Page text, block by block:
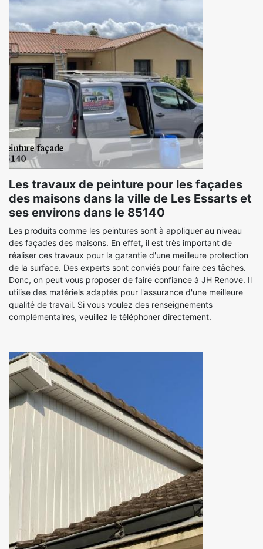
Les travaux de peinture pour les façades
des maisons dans la ville de Les Essarts et
ses environs dans le 85140
Les produits comme les peintures sont à appliquer au niveau
des façades des maisons. En effet, il est très important de
réaliser ces travaux pour la garantie d'une meilleure protection
de la surface. Des experts sont conviés pour faire ces tâches.
Donc, on peut vous proposer de faire confiance à JH Renove. Il
utilise des matériels adaptés pour l'assurance d'une meilleure
qualité de travail. Si vous voulez des renseignements
complémentaires, veuillez le téléphoner directement.